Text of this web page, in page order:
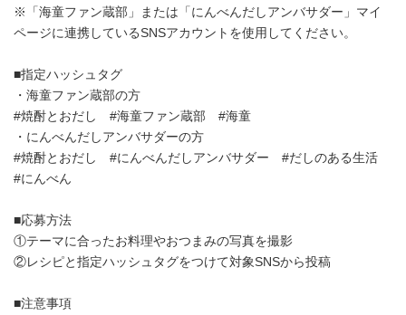
※「海童ファン蔵部」または「にんべんだしアンバサダー」マイ
ページに連携しているSNSアカウントを使用してください。
■指定ハッシュタグ
・海童ファン蔵部の方
#焼酎とおだし #海童ファン蔵部 #海童
・にんべんだしアンバサダーの方
#焼酎とおだし #にんべんだしアンバサダー #だしのある生活
#にんべん
■応募方法
①テーマに合ったお料理やおつまみの写真を撮影
②レシピと指定ハッシュタグをつけて対象SNSから投稿
■注意事項